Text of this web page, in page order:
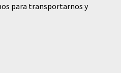
para transportarnos y